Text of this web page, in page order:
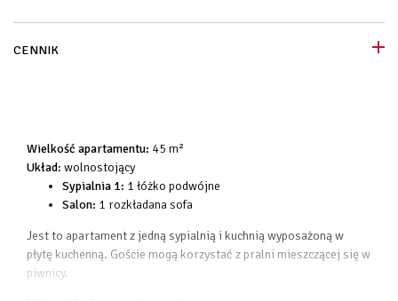
CENNIK
Wielkość apartamentu: 45 m²
Układ: wolnostojący
Sypialnia 1: 1 łóżko podwójne
Salon: 1 rozkładana sofa
Jest to apartament z jedną sypialnią i kuchnią wyposażoną w
płytę kuchenną. Goście mogą korzystać z pralni mieszczącej się w
piwnicy.